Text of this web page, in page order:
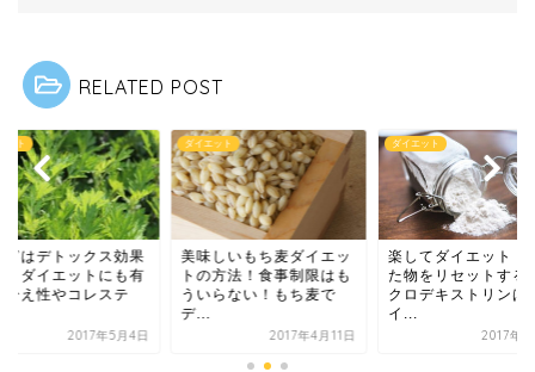
RELATED POST
ット
ぎはデトックス効果
りダイエットにも有
冷え性やコレステ
2017年5月4日
ダイエット
美味しいもち麦ダイエッ
トの方法！食事制限はも
ういらない！もち麦で
デ...
2017年4月11日
ダイエット
楽してダイエット！
た物をリセットする
クロデキストリンは
イ...
2017年6